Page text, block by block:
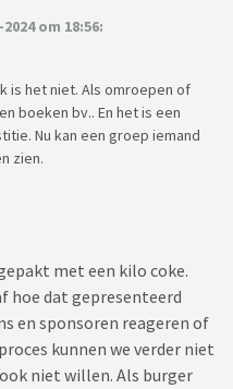
om 18:56:
is het niet. Als omroepen of
boeken bv.. En het is een
Nu kan een groep iemand
zien.
met een kilo coke.
hoe dat gepresenteerd
en sponsoren reageren of
kunnen we verder niet
niet willen. Als burger